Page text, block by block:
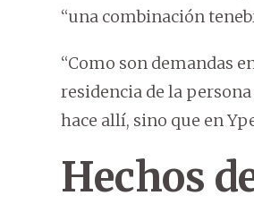
“una combinación
“Como son demandas
residencia de la
hace allí, sino que en
Hechos